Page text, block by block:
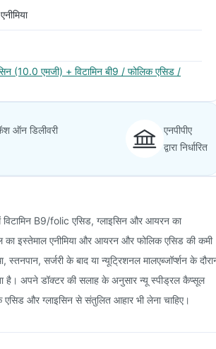
(10.0 एमजी) + विटामिन बी9 / फोलिक एसिड /
ऑन डिलीवरी
एनपीपीए
द्वारा निर्धारित
B9/folic एसिड, ग्लाइसिन और आयरन का
का इस्तेमाल एनीमिया और आयरन और फोलिक एसिड की कमी
सर्जरी के बाद या न्यूट्रिशनल मालएब्जॉर्प्शन के
है। अपने डॉक्टर की सलाह के अनुसार न्यू स्पीड्रल कैप्सूल
और ग्लाइसिन से संतुलित आहार भी लेना चाहिए।